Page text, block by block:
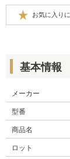
基本情報
メーカー
型番
商品名
ロット